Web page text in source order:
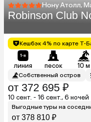
Нону Атолл,
Robinson Club
Кешбэк 4% по карте Т-
линия песок 10 м
Собственный остров
от 372 695 ₽
10 сент. - 16 сент., 6 ночей
Выгодные туры на
от 378 810 ₽